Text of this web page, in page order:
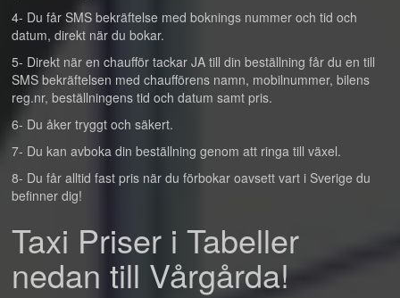
4- Du får SMS bekräftelse med boknings nummer och tid och
datum, direkt när du bokar.
5- Direkt när en chaufför tackar JA till din beställning får du en till
SMS bekräftelsen med chaufförens namn, mobilnummer, bilens
reg.nr, beställningens tid och datum samt pris.
6- Du åker tryggt och säkert.
7- Du kan avboka din beställning genom att ringa till växel.
8- Du får alltid fast pris när du förbokar oavsett vart i Sverige du
befinner dig!
Taxi Priser i Tabeller
nedan till Vårgårda!